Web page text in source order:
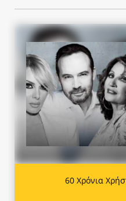
60 Χρόνια